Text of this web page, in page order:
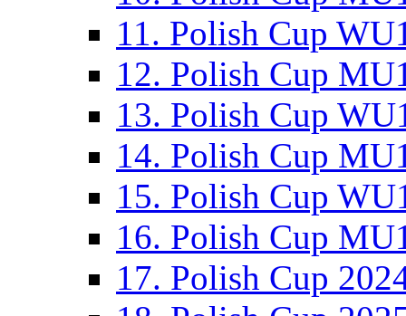
11. Polish Cup
12. Polish Cup
13. Polish Cup
14. Polish Cup
15. Polish Cup
16. Polish Cup
17. Polish Cup